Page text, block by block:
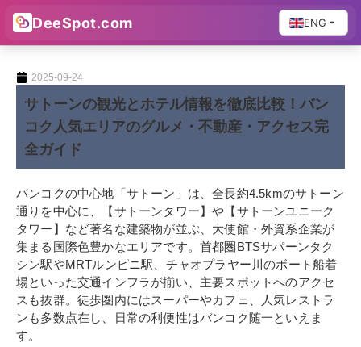
DeeSpot.com ENG
2025-09-24
サトーンの観光とホテル情報を徹底比較！バン
コク人気エリアのグルメ・不動産・アクセス完
全ガイド
バンコクの中心地「サトーン」は、全長約4.5kmのサトーン
通りを中心に、【サトーンタワー】や【サトーンユニーク
タワー】など著名な建築物が並ぶ、大使館・外資系企業が
集まる国際色豊かなエリアです。首都圏BTSサパーンタク
シン駅やMRTルンピニ駅、チャオプラヤー川のボート船着
場といった交通インフラが揃い、主要スポットへのアクセ
スも抜群。徒歩圏内にはスーパーやカフェ、人気レストラ
ンも多数点在し、日常の利便性はバンコク随一といえま
す。